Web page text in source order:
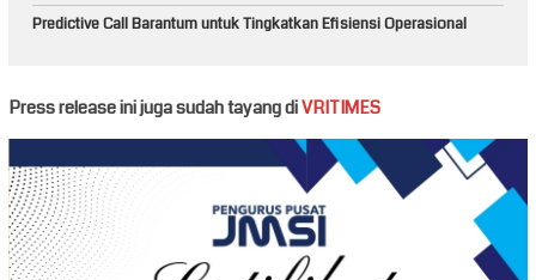
Predictive Call Barantum untuk Tingkatkan Efisiensi Operasional
Press release ini juga sudah tayang diVRITIMES